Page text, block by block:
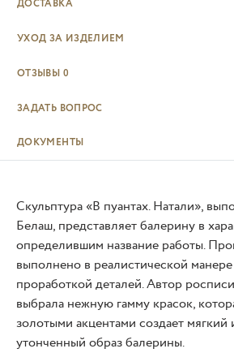
ДОСТАВКА
УХОД ЗА ИЗДЕЛИЕМ
ОТЗЫВЫ 0
ЗАДАТЬ ВОПРОС
ДОКУМЕНТЫ
Скульптура «В пуантах. Натали»,
Белаш, представляет балерину в
определившим название работы.
выполнено в реалистической
проработкой деталей. Автор
выбрала нежную гамму красок,
золотыми акцентами создает мягкий
утонченный образ балерины.